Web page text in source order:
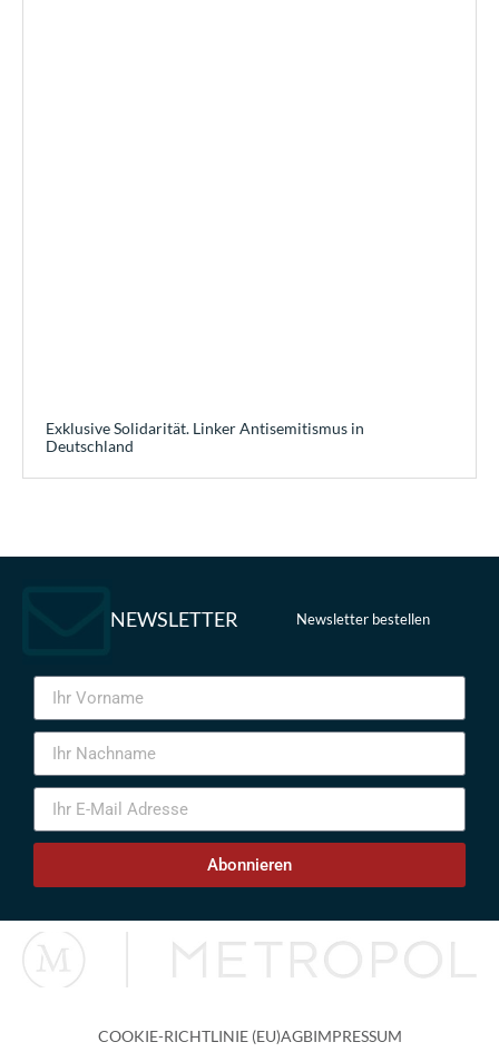
Exklusive Solidarität. Linker Antisemitismus in
Deutschland
NEWSLETTER Newsletter bestellen
Abonnieren
COOKIE-RICHTLINIE (EU)AGBIMPRESSUM